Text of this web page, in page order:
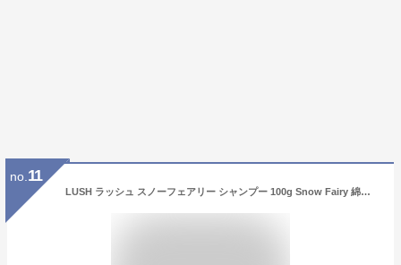
no. 11
LUSH ラッシュ スノーフェアリー シャンプー 100g Snow Fairy 綿菓子のような甘い香り 洗髪 オーガニック フェアリーキャンディ ロックスター